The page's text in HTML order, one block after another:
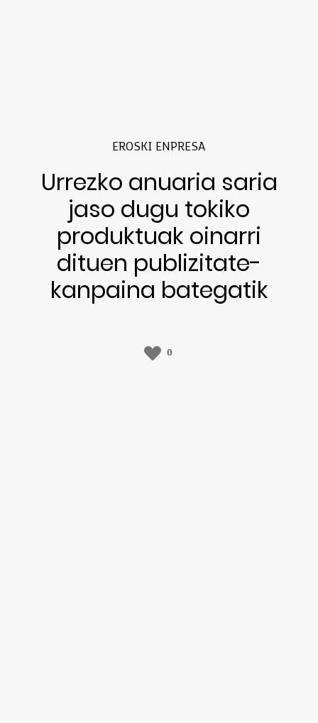
EROSKI ENPRESA
Urrezko anuaria saria
jaso dugu tokiko
produktuak oinarri
dituen publizitate-
kanpaina bategatik
0